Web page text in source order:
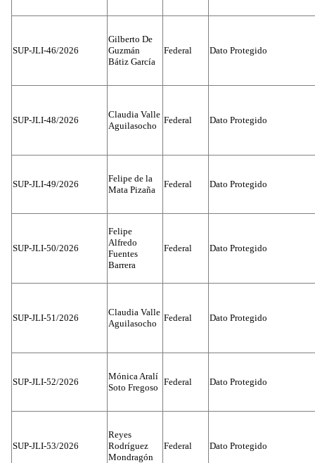
SUP-JLI-46/2026
Gilberto De
Guzmán
Bátiz García
Federal Dato Protegido
SUP-JLI-48/2026
Claudia Valle
Aguilasocho
Federal Dato Protegido
SUP-JLI-49/2026
Felipe de la
Mata Pizaña
Federal Dato Protegido
SUP-JLI-50/2026
Felipe
Alfredo
Fuentes
Barrera
Federal Dato Protegido
SUP-JLI-51/2026
Claudia Valle
Aguilasocho
Federal Dato Protegido
SUP-JLI-52/2026
Mónica Aralí
Soto Fregoso
Federal Dato Protegido
SUP-JLI-53/2026
Reyes
Rodríguez
Mondragón
Federal Dato Protegido